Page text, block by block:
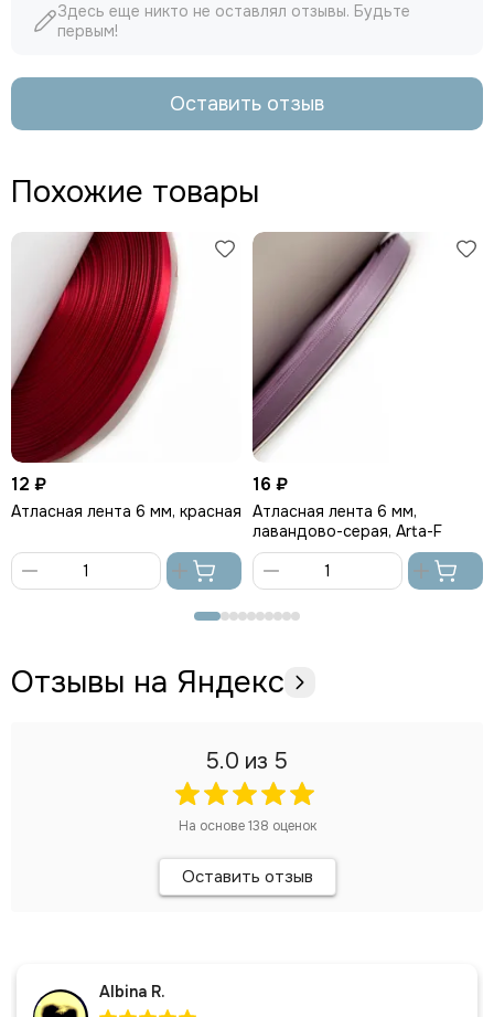
Здесь еще никто не оставлял отзывы. Будьте
первым!
Оставить отзыв
Похожие товары
12 ₽
Атласная лента 6 мм, красная
корзину
16 ₽
Атласная лента 6 мм,
лавандово-серая, Arta-F
Отзывы на Яндекс
5.0 из 5
На основе138 оценок
Оставить отзыв
Albina R.